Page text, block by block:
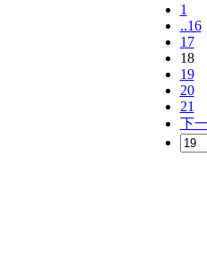
1
..16
17
18
19
20
21
下